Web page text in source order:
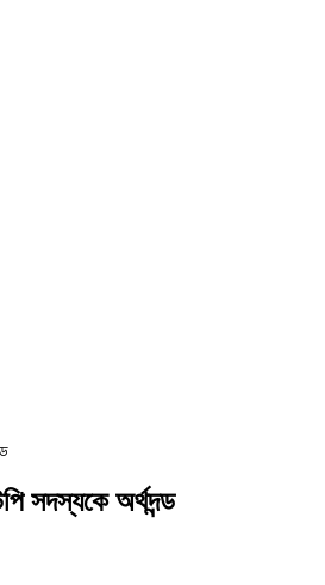
সদস্যকে অর্থদন্ড